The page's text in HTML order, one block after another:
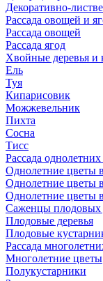
Декоративно-
Рассада овощей и
Рассада овощей
Рассада ягод
Хвойные деревья и
Ель
Туя
Кипарисовик
Можжевельник
Пихта
Сосна
Тисc
Рассада
Однолетние цветы
Однолетние цветы
Однолетние цветы
Саженцы плодовых
Плодовые деревья
Плодовые
Рассада
Многолетние цветы
Полукустарники